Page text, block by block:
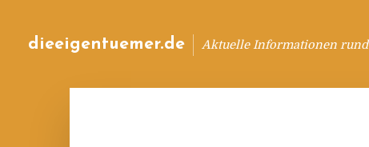
dieeigentuemer.de Aktuelle Informationen